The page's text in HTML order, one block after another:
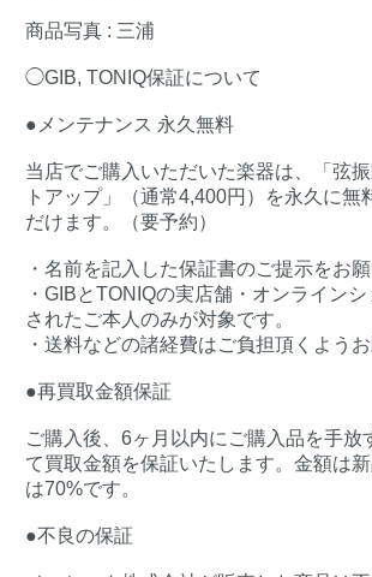
商品写真 : 三浦
◯GIB, TONIQ保証について
●メンテナンス 永久無料
当店でご購入いただいた楽器は、「弦
トアップ」（通常4,400円）を永久に無
だけます。（要予約）
・名前を記入した保証書のご提示をお願
・GIBとTONIQの実店舗・オンライン
されたご本人のみが対象です。
・送料などの諸経費はご負担頂くようお
●再買取金額保証
ご購入後、6ヶ月以内にご購入品を手放
て買取金額を保証いたします。金額は
は70%です。
●不良の保証